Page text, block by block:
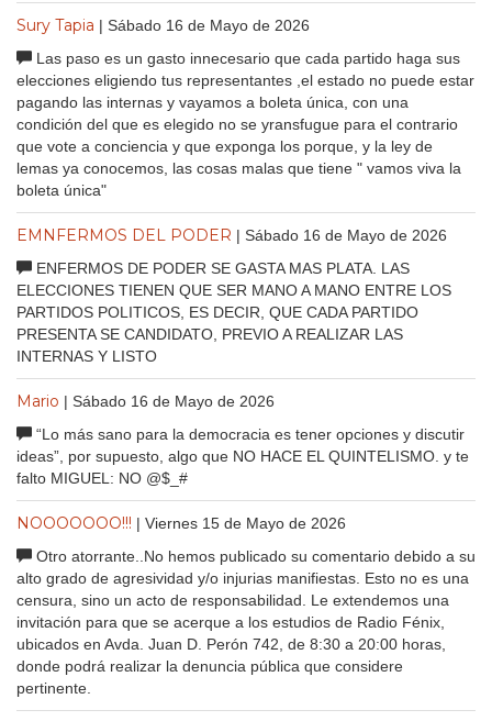
Sury Tapia | Sábado 16 de Mayo de 2026
Las paso es un gasto innecesario que cada partido haga sus
elecciones eligiendo tus representantes ,el estado no puede estar
pagando las internas y vayamos a boleta única, con una
condición del que es elegido no se yransfugue para el contrario
que vote a conciencia y que exponga los porque, y la ley de
lemas ya conocemos, las cosas malas que tiene " vamos viva la
boleta única"
EMNFERMOS DEL PODER | Sábado 16 de Mayo de 2026
ENFERMOS DE PODER SE GASTA MAS PLATA. LAS
ELECCIONES TIENEN QUE SER MANO A MANO ENTRE LOS
PARTIDOS POLITICOS, ES DECIR, QUE CADA PARTIDO
PRESENTA SE CANDIDATO, PREVIO A REALIZAR LAS
INTERNAS Y LISTO
Mario | Sábado 16 de Mayo de 2026
“Lo más sano para la democracia es tener opciones y discutir
ideas”, por supuesto, algo que NO HACE EL QUINTELISMO. y te
falto MIGUEL: NO @$_#
NOOOOOOO!!! | Viernes 15 de Mayo de 2026
Otro atorrante..No hemos publicado su comentario debido a su
alto grado de agresividad y/o injurias manifiestas. Esto no es una
censura, sino un acto de responsabilidad. Le extendemos una
invitación para que se acerque a los estudios de Radio Fénix,
ubicados en Avda. Juan D. Perón 742, de 8:30 a 20:00 horas,
donde podrá realizar la denuncia pública que considere
pertinente.